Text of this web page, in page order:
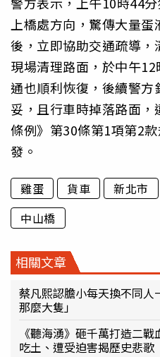
上橋處方向，驚傳大量
後，立即協助交通疏導
現場清理路面，於中午
通也順利恢復，後續警方
妥，且行車時掉落路面
條例》第30條第1項第2
發。
雞蛋 貨車 新北市
中山橋
相關文章
蔡凡熙認膽小每天換不同
那麼大隻」
《聽海湧》砸千萬打造二
吃土、遭受迫害揭歷史悲歌